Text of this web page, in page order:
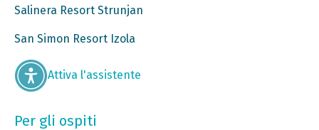
Salinera Resort Strunjan
San Simon Resort Izola
Attiva l'assistente
Per gli ospiti